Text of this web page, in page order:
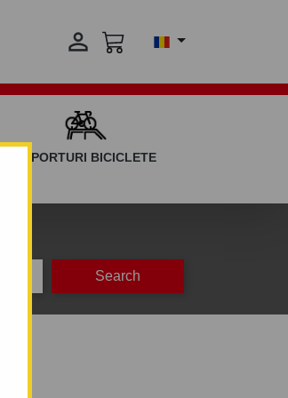

SUPORTURI BICICLETE